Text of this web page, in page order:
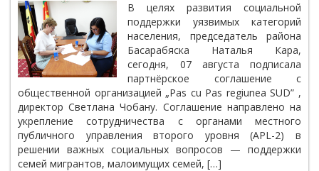
В целях развития социальной
поддержки уязвимых категорий
населения, председатель района
Басарабяска Наталья Кара,
сегодня, 07 августа подписала
партнёрское соглашение с
общественной организацией „Pas cu Pas regiunea SUD” ,
директор Светлана Чобану. Соглашение направлено на
укрепление сотрудничества с органами местного
публичного управления второго уровня (APL-2) в
решении важных социальных вопросов — поддержки
семей мигрантов, малоимущих семей, […]